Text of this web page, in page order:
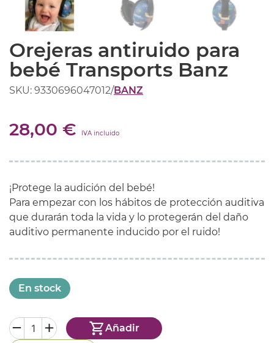
Orejeras antiruido para
bebé Transports Banz
SKU: 9330696047012/BANZ
28,00 € IVA incluido
¡Protege la audición del bebé!
Para empezar con los hábitos de protección auditiva
que durarán toda la vida y lo protegerán del daño
auditivo permanente inducido por el ruido!
En stock
Añadir